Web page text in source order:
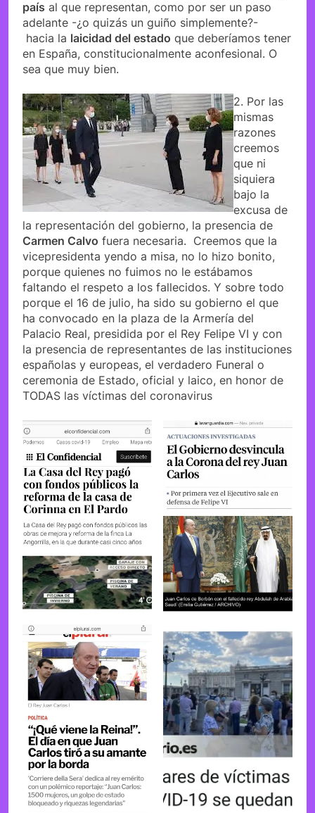
país al que representan, como por ser un paso
adelante -¿o quizás un guiño simplemente?-
hacia la laicidad del estado que deberíamos tener
en España, constitucionalmente aconfesional. O
sea que muy bien.
2. Por las
mismas
razones
creemos
que ni
siquiera
bajo la
excusa de
la representación del gobierno, la presencia de
Carmen Calvo fuera necesaria. Creemos que la
vicepresidenta yendo a misa, no lo hizo bonito,
porque quienes no fuimos no le estábamos
faltando el respeto a los fallecidos. Y sobre todo
porque el 16 de julio, ha sido su gobierno el que
ha convocado en la plaza de la Armería del
Palacio Real, presidida por el Rey Felipe VI y con
la presencia de representantes de las instituciones
españolas y europeas, el verdadero Funeral o
ceremonia de Estado, oficial y laico, en honor de
TODAS las víctimas del coronavirus